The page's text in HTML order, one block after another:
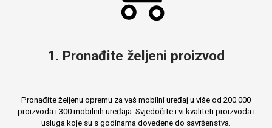
1. Pronađite željeni proizvod
Pronađite željenu opremu za vaš mobilni uređaj u više od 200.000
proizvoda i 300 mobilnih uređaja. Svjedočite i vi kvaliteti proizvoda i
usluga koje su s godinama dovedene do savršenstva.